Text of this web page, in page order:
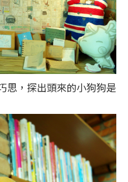
，探出頭來的小狗狗是